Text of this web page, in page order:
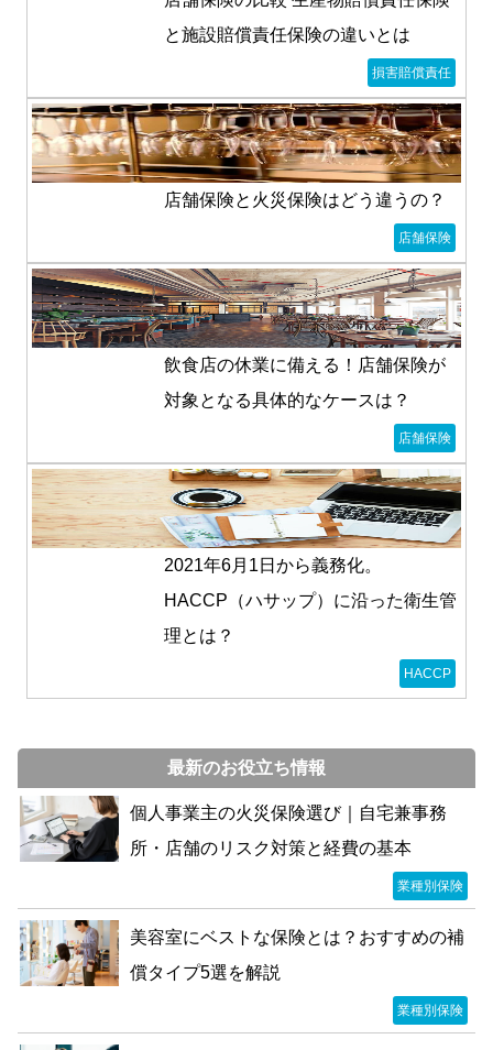
と施設賠償責任保険の違いとは
損害賠償責任
店舗保険と火災保険はどう違うの？
店舗保険
飲食店の休業に備える！店舗保険が
対象となる具体的なケースは？
店舗保険
2021年6月1日から義務化。
HACCP（ハサップ）に沿った衛生管
理とは？
HACCP
最新のお役立ち情報
個人事業主の火災保険選び｜自宅兼事務
所・店舗のリスク対策と経費の基本
業種別保険
美容室にベストな保険とは？おすすめの補
償タイプ5選を解説
業種別保険